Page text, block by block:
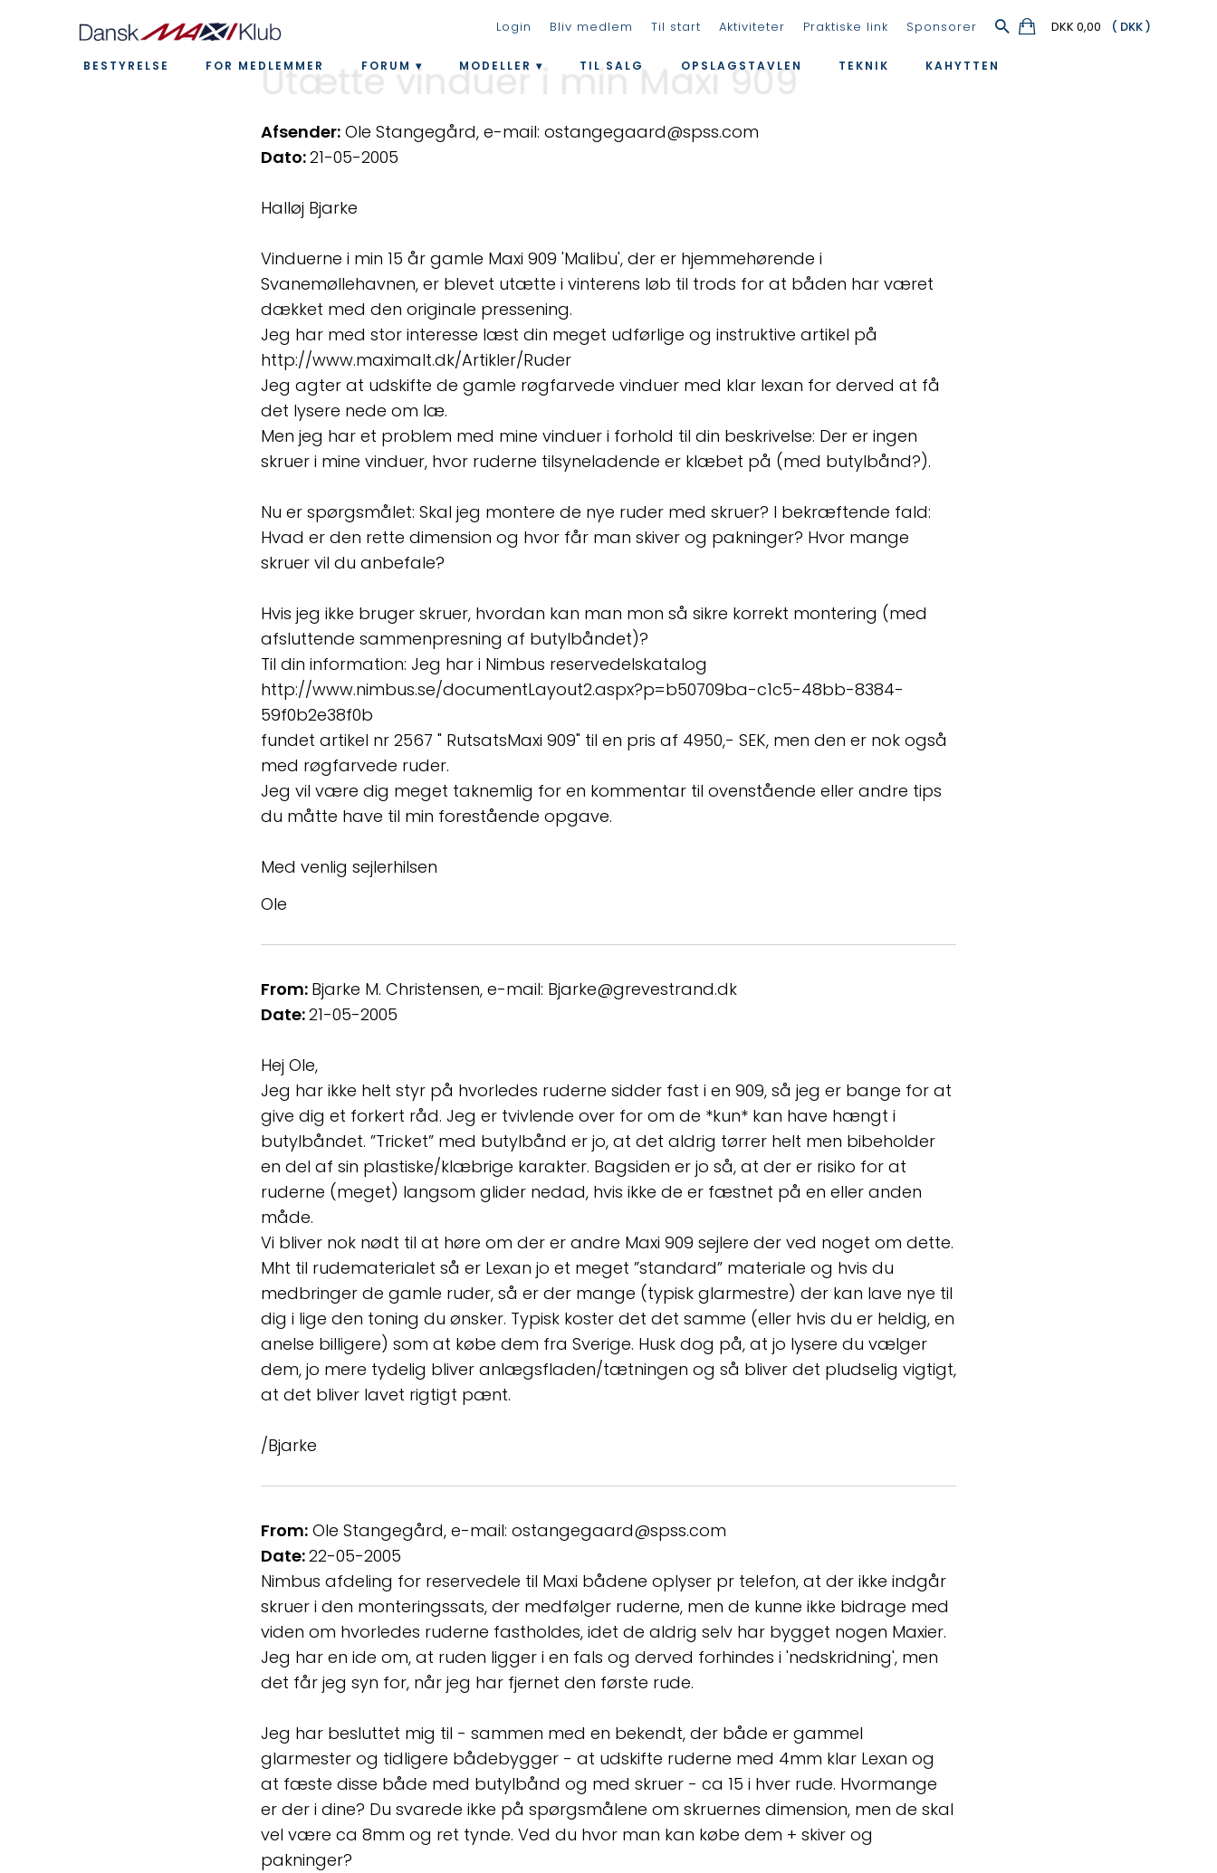
DKK 0,00
Login Bliv medlem Til start Aktiviteter Praktiske link Sponsorer
BESTYRELSE FOR MEDLEMMER FORUM MODELLER TIL SALG OPSLAGSTAVLEN TEKNIK KAHYTTEN
Utætte vinduer i min Maxi 909
Afsender:​ Ole Stangegård, e-mail: ostangegaard@spss.com
Dato:21-05-2005
Halløj Bjarke
Vinduerne i min 15 år gamle Maxi 909 'Malibu', der er hjemmehørende i
Svanemøllehavnen, er blevet utætte i vinterens løb til trods for at båden har været
dækket med den originale pressening.
Jeg har med stor interesse læst din meget udførlige og instruktive artikel på
http://www.maximalt.dk/Artikler/Ruder
Jeg agter at udskifte de gamle røgfarvede vinduer med klar lexan for derved at få
det lysere nede om læ.
Men jeg har et problem med mine vinduer i forhold til din beskrivelse: Der er ingen
skruer i mine vinduer, hvor ruderne tilsyneladende er klæbet på (med butylbånd?).
Nu er spørgsmålet: Skal jeg montere de nye ruder med skruer? I bekræftende fald:
Hvad er den rette dimension og hvor får man skiver og pakninger? Hvor mange
skruer vil du anbefale?
Hvis jeg ikke bruger skruer, hvordan kan man mon så sikre korrekt montering (med
afsluttende sammenpresning af butylbåndet)?
Til din information: Jeg har i Nimbus reservedelskatalog
http://www.nimbus.se/documentLayout2.aspx?p=b50709ba-c1c5-48bb-8384-
59f0b2e38f0b
fundet artikel nr 2567 " RutsatsMaxi 909" til en pris af 4950,- SEK, men den er nok også
med røgfarvede ruder.
Jeg vil være dig meget taknemlig for en kommentar til ovenstående eller andre tips
du måtte have til min forestående opgave.
Med venlig sejlerhilsen
Ole
From: Bjarke M. Christensen, e-mail: Bjarke@grevestrand.dk
Date:21-05-2005
Hej Ole,
Jeg har ikke helt styr på hvorledes ruderne sidder fast i en 909, så jeg er bange for at
give dig et forkert råd. Jeg er tvivlende over for om de *kun* kan have hængt i
butylbåndet. ”Tricket” med butylbånd er jo, at det aldrig tørrer helt men bibeholder
en del af sin plastiske/klæbrige karakter. Bagsiden er jo så, at der er risiko for at
ruderne (meget) langsom glider nedad, hvis ikke de er fæstnet på en eller anden
måde.
Vi bliver nok nødt til at høre om der er andre Maxi 909 sejlere der ved noget om dette.
Mht til rudematerialet så er Lexan jo et meget ”standard” materiale og hvis du
medbringer de gamle ruder, så er der mange (typisk glarmestre) der kan lave nye til
dig i lige den toning du ønsker. Typisk koster det det samme (eller hvis du er heldig, en
anelse billigere) som at købe dem fra Sverige. Husk dog på, at jo lysere du vælger
dem, jo mere tydelig bliver anlægsfladen/tætningen og så bliver det pludselig vigtigt,
at det bliver lavet rigtigt pænt.
/Bjarke
From: Ole Stangegård, e-mail: ostangegaard@spss.com
Date:22-05-2005
Nimbus afdeling for reservedele til Maxi bådene oplyser pr telefon, at der ikke indgår
skruer i den monteringssats, der medfølger ruderne, men de kunne ikke bidrage med
viden om hvorledes ruderne fastholdes, idet de aldrig selv har bygget nogen Maxier.
Jeg har en ide om, at ruden ligger i en fals og derved forhindes i 'nedskridning', men
det får jeg syn for, når jeg har fjernet den første rude.
Jeg har besluttet mig til - sammen med en bekendt, der både er gammel
glarmester og tidligere bådebygger - at udskifte ruderne med 4mm klar Lexan og
at fæste disse både med butylbånd og med skruer - ca 15 i hver rude. Hvormange
er der i dine? Du svarede ikke på spørgsmålene om skruernes dimension, men de skal
vel være ca 8mm og ret tynde. Ved du hvor man kan købe dem + skiver og
pakninger?